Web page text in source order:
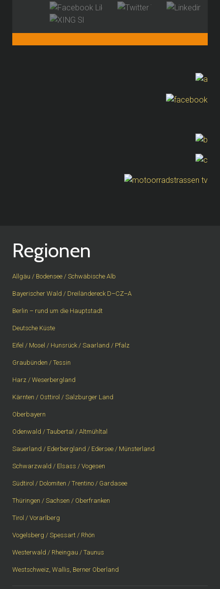
Regionen
Allgäu / Bodensee / Schwäbische Alb
Bayerischer Wald / Dreiländereck D–CZ–A
Berlin – rund um die Hauptstadt
Deutsche Küste
Eifel / Mosel / Hunsrück / Saarland / Pfalz
Graubünden / Tessin
Harz / Weserbergland
Kärnten / Osttirol / Salzburger Land
Oberbayern
Odenwald / Taubertal / Altmühltal
Sauerland / Ederbergland / Edersee / Münsterland
Schwarzwald / Elsass / Vogesen
Südtirol / Dolomiten / Trentino / Gardasee
Thüringen / Sachsen / Oberfranken
Tirol / Vorarlberg
Vogelsberg / Spessart / Rhön
Westerwald / Rheingau / Taunus
Westschweiz, Wallis, Berner Oberland